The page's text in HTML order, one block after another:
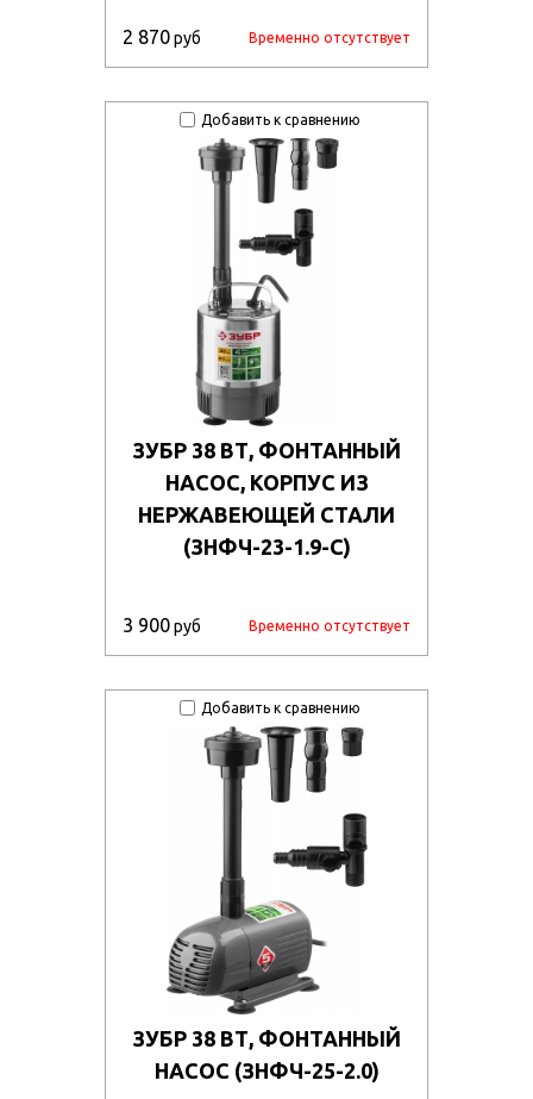
2 870руб Временно отсутствует
Добавить к сравнению
ЗУБР 38 ВТ, ФОНТАННЫЙ
НАСОС, КОРПУС ИЗ
НЕРЖАВЕЮЩЕЙ СТАЛИ
(ЗНФЧ-23-1.9-С)
3 900руб Временно отсутствует
Добавить к сравнению
ЗУБР 38 ВТ, ФОНТАННЫЙ
НАСОС (ЗНФЧ-25-2.0)